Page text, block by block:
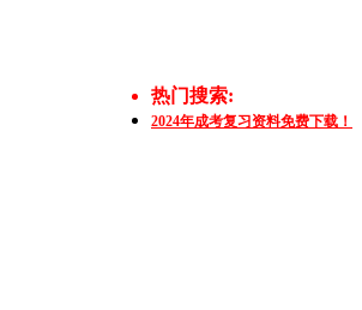
热门搜索:
2024年成考复习资料免费下载！